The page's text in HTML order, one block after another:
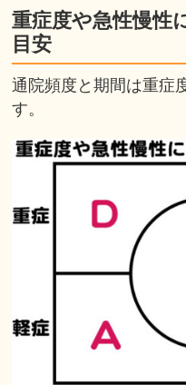
重症度や急性慢性
目安
通院頻度と期間は重症
す。